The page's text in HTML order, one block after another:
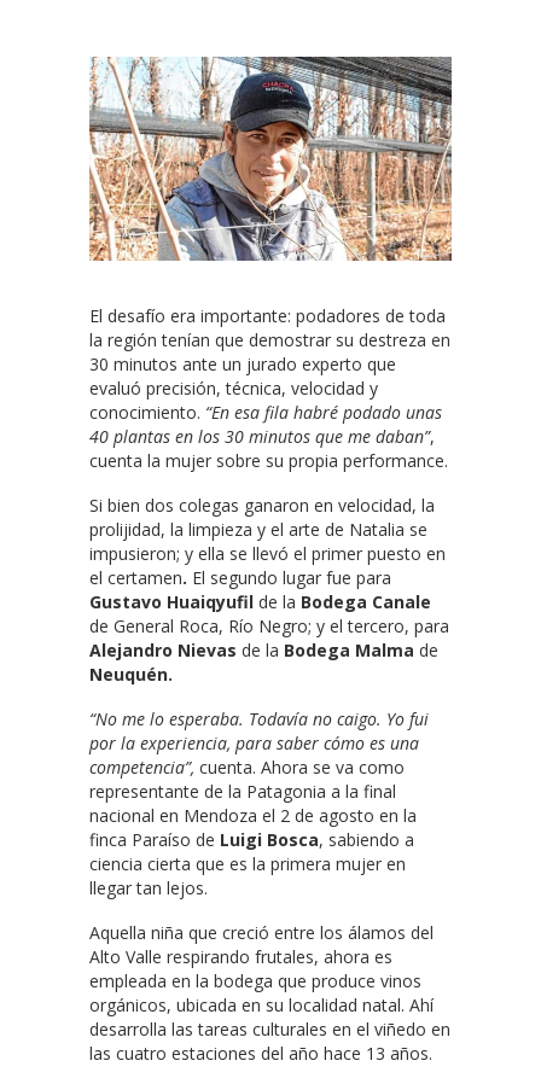
El desafío era importante: podadores de toda
la región tenían que demostrar su destreza en
30 minutos ante un jurado experto que
evaluó precisión, técnica, velocidad y
conocimiento. “En esa fila habré podado unas
40 plantas en los 30 minutos que me daban”,
cuenta la mujer sobre su propia performance.
Si bien dos colegas ganaron en velocidad, la
prolijidad, la limpieza y el arte de Natalia se
impusieron; y ella se llevó el primer puesto en
el certamen. El segundo lugar fue para
Gustavo Huaiqyufil de la Bodega Canale
de General Roca, Río Negro; y el tercero, para
Alejandro Nievas de la Bodega Malma de
Neuquén.
“No me lo esperaba. Todavía no caigo. Yo fui
por la experiencia, para saber cómo es una
competencia”, cuenta. Ahora se va como
representante de la Patagonia a la final
nacional en Mendoza el 2 de agosto en la
finca Paraíso de Luigi Bosca, sabiendo a
ciencia cierta que es la primera mujer en
llegar tan lejos.
Aquella niña que creció entre los álamos del
Alto Valle respirando frutales, ahora es
empleada en la bodega que produce vinos
orgánicos, ubicada en su localidad natal. Ahí
desarrolla las tareas culturales en el viñedo en
las cuatro estaciones del año hace 13 años.